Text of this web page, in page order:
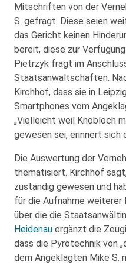
Mitschriften von der
S. gefragt. Diese seien
das Gericht keinen
bereit, diese zur
Pietrzyk fragt im
Staatsanwaltschaften.
Kirchhof, dass sie in
Smartphones vom
„Vielleicht weil Knobloch
gewesen sei, erinnert sich
Die Auswertung der
thematisiert. Kirchhof
zuständig gewesen und
für die Aufnahme
über die die
Heidenau ergänzt die
dass die Pyrotechnik von
dem Angeklagten Mike S.